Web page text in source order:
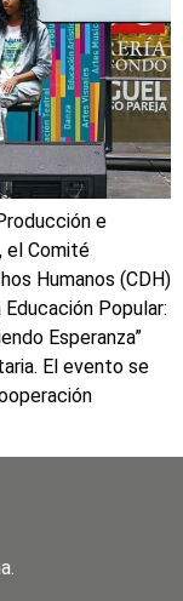
e
el Comité
Humanos (CDH)
Popular:
Esperanza”
El evento se